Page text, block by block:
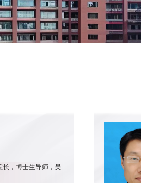
长，博士生导师，吴